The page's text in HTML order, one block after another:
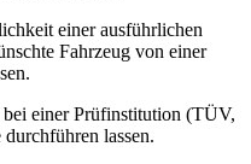
einer ausführlichen
Fahrzeug von einer
einer Prüfinstitution (TÜV,
lassen.